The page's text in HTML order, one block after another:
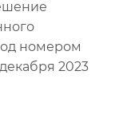
номером
2023